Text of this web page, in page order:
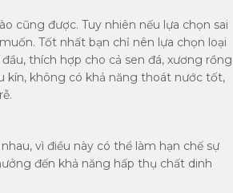
cũng được. Tuy nhiên nếu lựa chọn sai
Tốt nhất bạn chỉ nên lựa chọn loại
thích hợp cho cả sen đá, xương rồng
kín, không có khả năng thoát nước tốt,
vì điều này có thể làm hạn chế sự
đến khả năng hấp thụ chất dinh